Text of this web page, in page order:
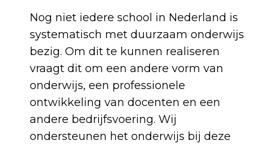
Nog niet iedere school in Nederland is
systematisch met duurzaam onderwijs
bezig. Om dit te kunnen realiseren
vraagt dit om een andere vorm van
onderwijs, een professionele
ontwikkeling van docenten en een
andere bedrijfsvoering. Wij
ondersteunen het onderwijs bij deze